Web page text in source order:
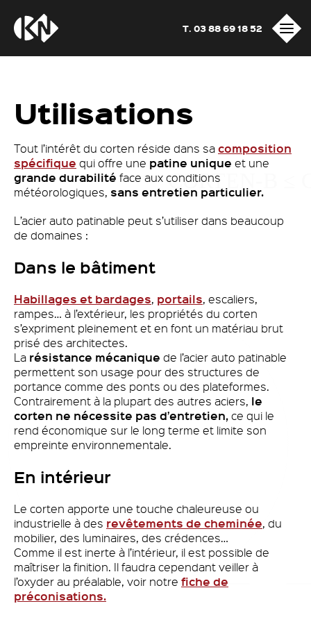
T. 03 88 69 18 52
Utilisations
Tout l’intérêt du corten réside dans sacomposition
spécifique qui offre une patine unique et une
grande durabilité face aux conditions
météorologiques, sans entretien particulier.
L’acier auto patinable peut s’utiliser dans beaucoup
de domaines :
Dans le bâtiment
Habillages et bardages, portails, escaliers,
rampes… à l’extérieur, les propriétés du corten
s’expriment pleinement et en font un matériau brut
prisé des architectes.
La résistance mécanique de l’acier auto patinable
permettent son usage pour des structures de
portance comme des ponts ou des plateformes.
Contrairement à la plupart des autres aciers, le
corten ne nécessite pas d’entretien,ce qui le
rend économique sur le long terme et limite son
empreinte environnementale.
En intérieur
Le corten apporte une touche chaleureuse ou
industrielle à des revêtements de cheminée, du
mobilier, des luminaires, des crédences…
Comme il est inerte à l’intérieur, il est possible de
maîtriser la finition. Il faudra cependant veiller à
l’oxyder au préalable, voir notre fiche de
préconisations.